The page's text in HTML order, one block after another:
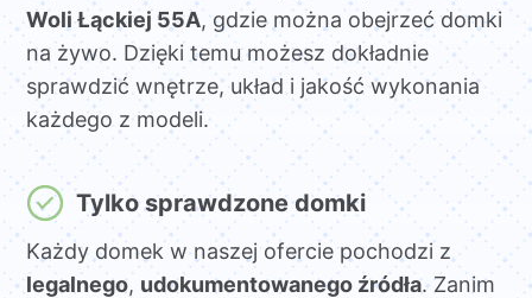
Woli Łąckiej 55A, gdzie można obejrzeć domki
na żywo. Dzięki temu możesz dokładnie
sprawdzić wnętrze, układ i jakość wykonania
każdego z modeli.
Tylko sprawdzone domki
Każdy domek w naszej ofercie pochodzi z
legalnego, udokumentowanego źródła. Zanim